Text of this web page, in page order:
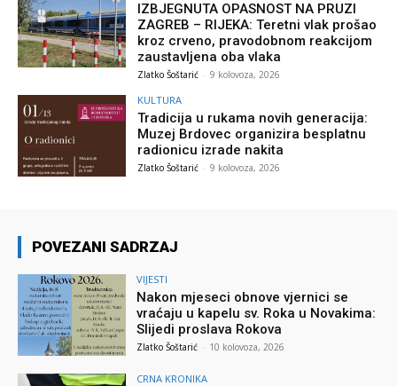
IZBJEGNUTA OPASNOST NA PRUZI
ZAGREB – RIJEKA: Teretni vlak prošao
kroz crveno, pravodobnom reakcijom
zaustavljena oba vlaka
Zlatko Šoštarić - 9 kolovoza, 2026
KULTURA
Tradicija u rukama novih generacija:
Muzej Brdovec organizira besplatnu
radionicu izrade nakita
Zlatko Šoštarić - 9 kolovoza, 2026
POVEZANI SADRZAJ
VIJESTI
Nakon mjeseci obnove vjernici se
vraćaju u kapelu sv. Roka u Novakima:
Slijedi proslava Rokova
Zlatko Šoštarić - 10 kolovoza, 2026
CRNA KRONIKA